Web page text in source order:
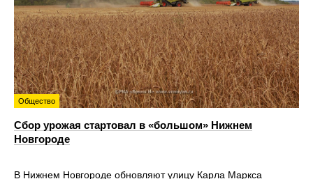
Общество
Сбор урожая стартовал в «большом» Нижнем
Новгороде
В Нижнем Новгороде обновляют улицу Карла Маркса